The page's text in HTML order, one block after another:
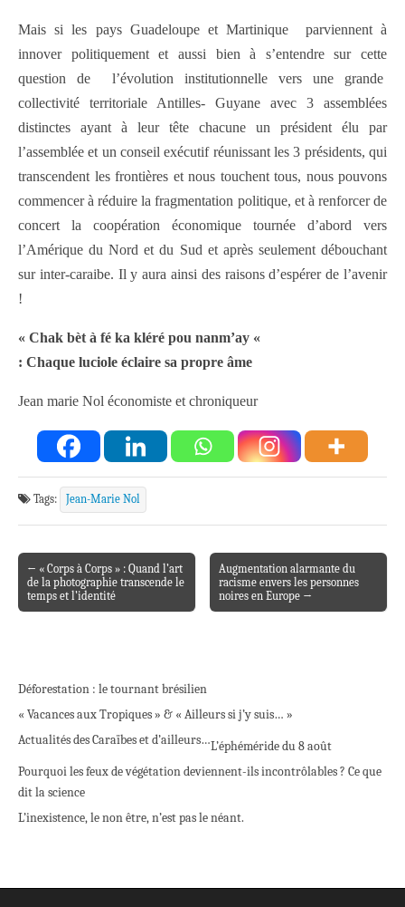
Mais si les pays Guadeloupe et Martinique parviennent à
innover politiquement et aussi bien à s’entendre sur cette
question de l’évolution institutionnelle vers une grande
collectivité territoriale Antilles- Guyane avec 3 assemblées
distinctes ayant à leur tête chacune un président élu par
l’assemblée et un conseil exécutif réunissant les 3 présidents, qui
transcendent les frontières et nous touchent tous, nous pouvons
commencer à réduire la fragmentation politique, et à renforcer de
concert la coopération économique tournée d’abord vers
l’Amérique du Nord et du Sud et après seulement débouchant
sur inter-caraibe. Il y aura ainsi des raisons d’espérer de l’avenir
!
« Chak bèt à fé ka kléré pou nanm’ay «
: Chaque luciole éclaire sa propre âme
Jean marie Nol économiste et chroniqueur
Tags: Jean-Marie Nol
Post navigation
← « Corps à Corps » : Quand l’art
de la photographie transcende le
temps et l’identité
Augmentation alarmante du
racisme envers les personnes
noires en Europe →
Déforestation : le tournant brésilien
« Vacances aux Tropiques » & « Ailleurs si j’y suis… »
Actualités des Caraïbes et d’ailleurs…L’éphéméride du 8 août
Pourquoi les feux de végétation deviennent-ils incontrôlables ? Ce que
dit la science
L’inexistence, le non être, n’est pas le néant.